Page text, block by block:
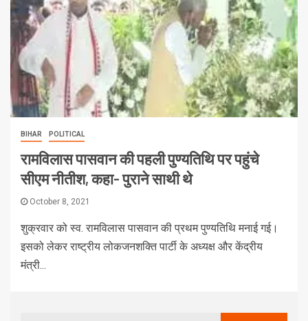
BIHAR POLITICAL
रामविलास पासवान की पहली पुण्यतिथि पर पहुंचे
सीएम नीतीश, कहा- पुराने साथी थे
October 8, 2021
शुक्रवार को स्व. रामविलास पासवान की प्रथम पुण्यतिथि मनाई गई।
इसको लेकर राष्ट्रीय लोकजनशक्ति पार्टी के अध्यक्ष और केंद्रीय
मंत्री...